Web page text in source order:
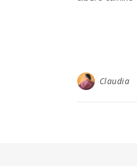
Claudia